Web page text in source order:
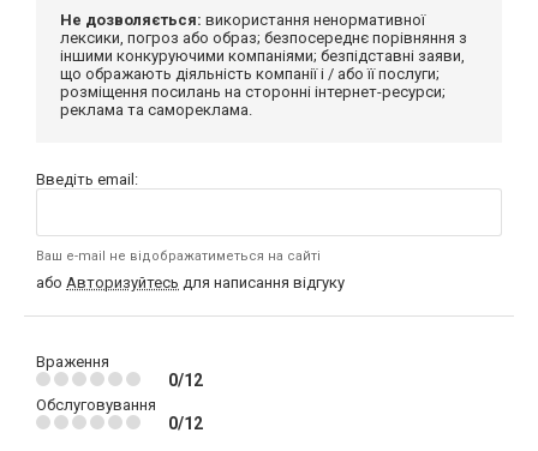
Не дозволяється: використання ненормативної
лексики, погроз або образ; безпосереднє порівняння з
іншими конкуруючими компаніями; безпідставні заяви,
що ображають діяльність компанії і / або її послуги;
розміщення посилань на сторонні інтернет-ресурси;
реклама та самореклама.
Введіть email:
Ваш e-mail не відображатиметься на сайті
або Авторизуйтесь для написання відгуку
Враження
0/12
Обслуговування
0/12